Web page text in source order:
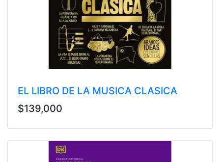
EL LIBRO DE LA MUSICA CLASICA
$139,000